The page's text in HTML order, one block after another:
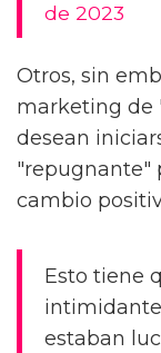
de 2023
Otros, sin
marketing de
desean
"repugnante"
cambio
Esto tiene
estaban